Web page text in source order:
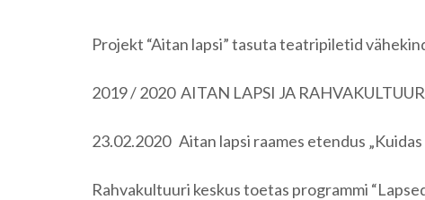
Projekt “Aitan lapsi” tasuta teatripiletid
2019 / 2020 AITAN LAPSI JA
23.02.2020 Aitan lapsi raames etendus
Rahvakultuuri keskus toetas programmi